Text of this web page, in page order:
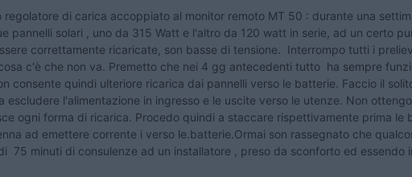
di carica accoppiato al monitor remoto MT 50 : durante una
solari , uno da 315 Watt e l'altro da 120 watt in serie, ad un certo
correttamente ricaricate, son basse di tensione. Interrompo tutti i
c'è che non va. Premetto che nei 4 gg antecedenti tutto ha sempre
consente quindi ulteriore ricarica dai pannelli verso le batterie. Faccio il
l'alimentazione in ingresso e le uscite verso le utenze. Non
ogni forma di ricarica. Procedo quindi a staccare rispettivamente prima
ad emettere corrente i verso le.batterie.Ormai son rassegnato che
75 minuti di consulenze ad un installatore , preso da sconforto ed